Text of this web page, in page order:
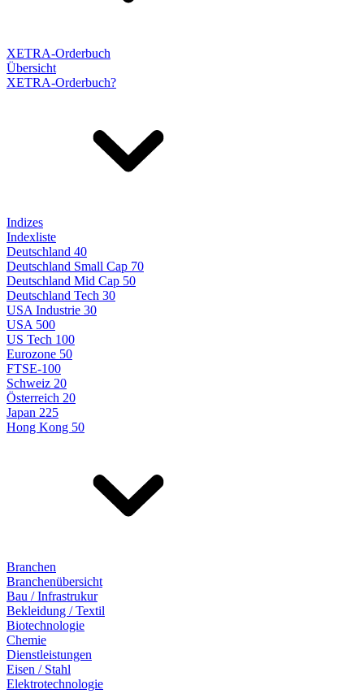
XETRA-Orderbuch
Übersicht
XETRA-Orderbuch?
Indizes
Indexliste
Deutschland 40
Deutschland Small Cap 70
Deutschland Mid Cap 50
Deutschland Tech 30
USA Industrie 30
USA 500
US Tech 100
Eurozone 50
FTSE-100
Schweiz 20
Österreich 20
Japan 225
Hong Kong 50
Branchen
Branchenübersicht
Bau / Infrastrukur
Bekleidung / Textil
Biotechnologie
Chemie
Dienstleistungen
Eisen / Stahl
Elektrotechnologie